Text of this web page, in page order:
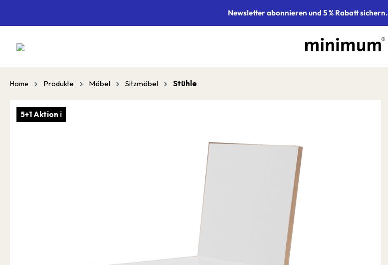
Newsletter abonnieren und 5 % Rabatt sichern.
Home Produkte Möbel Sitzmöbel Stühle
5+1 Aktion ℹ